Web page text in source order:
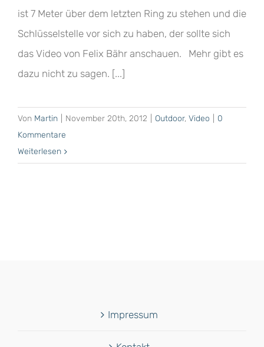
ist 7 Meter über dem letzten Ring zu stehen und die
Schlüsselstelle vor sich zu haben, der sollte sich
das Video von Felix Bähr anschauen. Mehr gibt es
dazu nicht zu sagen. [...]
Von Martin November 20th, 2012 Outdoor, Video
0
Kommentare
Weiterlesen
Impressum